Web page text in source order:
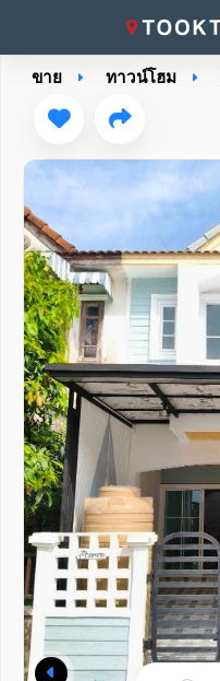
ขาย ทาวน์โฮม